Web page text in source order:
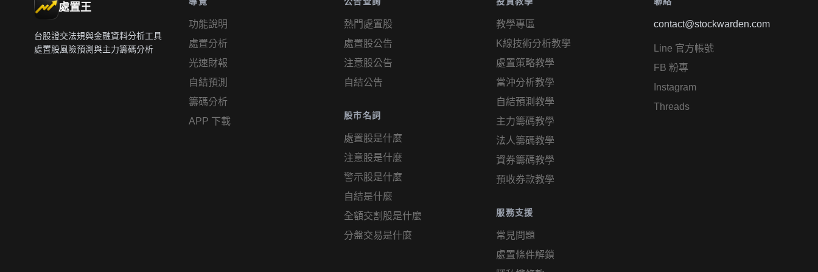
處置王
台股證交法規與金融資料分析工具
處置股風險預測與主力籌碼分析
功能說明
處置分析
光速財報
自結預測
籌碼分析
APP 下載
熱門處置股
處置股公告
注意股公告
自結公告
股市名詞
處置股是什麼
注意股是什麼
警示股是什麼
自結是什麼
全額交割股是什麼
分盤交易是什麼
教學專區
K線技術分析教學
處置策略教學
當沖分析教學
自結預測教學
主力籌碼教學
法人籌碼教學
資券籌碼教學
預收券款教學
服務支援
常見問題
處置條件解鎖
contact@stockwarden.com
Line 官方帳號
FB 粉專
Instagram
Threads